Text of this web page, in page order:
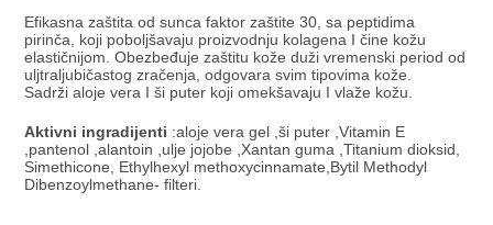
Efikasna zaštita od sunca faktor zaštite 30, sa peptidima
pirinča, koji poboljšavaju proizvodnju kolagena I čine kožu
elastičnijom. Obezbeđuje zaštitu kože duži vremenski period od
uljtraljubičastog zračenja, odgovara svim tipovima kože. ⠀
Sadrži aloje vera I ši puter koji omekšavaju I vlaže kožu. ⠀
Aktivni ingradijenti :aloje vera gel ,ši puter ,Vitamin E
,pantenol ,alantoin ,ulje jojobe ,Xantan guma ,Titanium dioksid,
Simethicone, Ethylhexyl methoxycinnamate,Bytil Methodyl
Dibenzoylmethane- filteri.